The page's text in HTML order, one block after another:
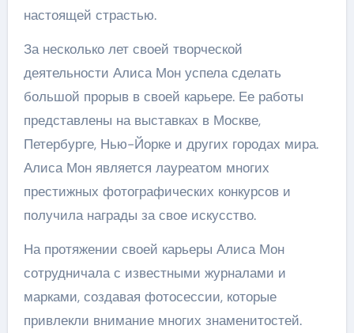
настоящей страстью.
За несколько лет своей творческой
деятельности Алиса Мон успела сделать
большой прорыв в своей карьере. Ее работы
представлены на выставках в Москве,
Петербурге, Нью-Йорке и других городах мира.
Алиса Мон является лауреатом многих
престижных фотографических конкурсов и
получила награды за свое искусство.
На протяжении своей карьеры Алиса Мон
сотрудничала с известными журналами и
марками, создавая фотосессии, которые
привлекли внимание многих знаменитостей.